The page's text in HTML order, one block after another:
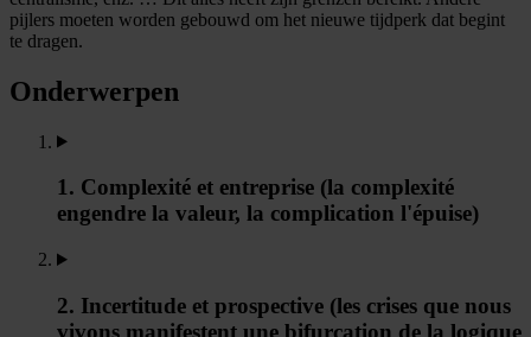
pijlers moeten worden gebouwd om het nieuwe tijdperk dat begint
te dragen.
Onderwerpen
1. Complexité et entreprise (la complexité
engendre la valeur, la complication l'épuise)
2. Incertitude et prospective (les crises que nous
vivons manifestent une bifurcation de la logique